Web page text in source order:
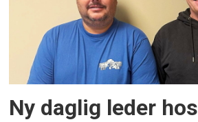
Ny daglig leder hos